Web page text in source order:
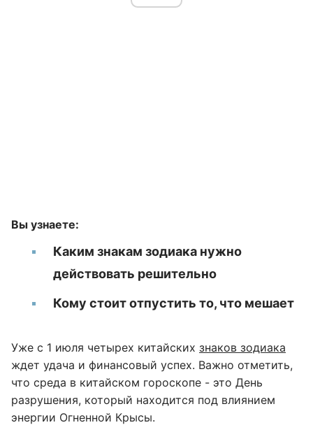
Вы узнаете:
Каким знакам зодиака нужно
действовать решительно
Кому стоит отпустить то, что мешает
Уже с 1 июля четырех китайских знаков зодиака
ждет удача и финансовый успех. Важно отметить,
что среда в китайском гороскопе - это День
разрушения, который находится под влиянием
энергии Огненной Крысы.